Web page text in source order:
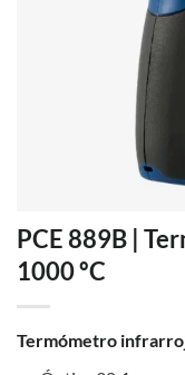
PCE 889B |
1000 ºC
Termómetro